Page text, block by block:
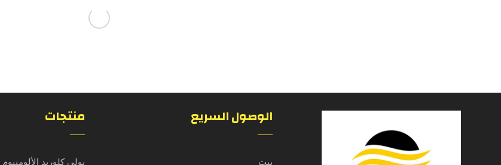
الوصول السريع
بیت
منتجات
بولي كلوريد الألومنيوم